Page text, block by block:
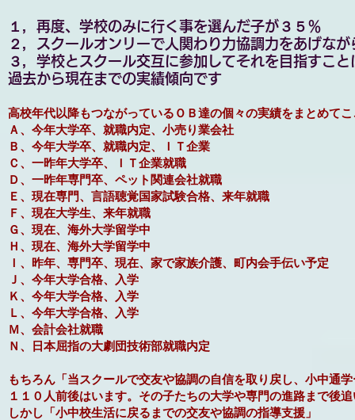
１，再度、学校のみに行く事を選んだ子が３５％
２，スクールオンリーで 人関わり力協調力をあげな
３，学校とスクール交互に参加してそれを目指すこ
過去から現在までの実績傾向です
高校年代以降もつながっているＯＢ達の個々の実績をまとめて
Ａ、今年大学卒、就職内定、小売り業会社
Ｂ、今年大学卒、就職内定、ＩＴ企業
Ｃ、一昨年大学卒、ＩＴ企業就職
Ｄ、一昨年専門卒、ペット関連会社就職
Ｅ、現在専門、言語聴覚国家試験合格、来年就職
Ｆ、現在大学生、来年就職
Ｇ、現在、海外大学留学中
Ｈ、現在、海外大学留学中
Ｉ、昨年、専門卒、現在、家で家族介護、町内会手伝い予定
Ｊ、今年大学合格、入学
Ｋ、今年大学合格、入学
Ｌ、今年大学合格、入学
Ｍ、会計会社就職
Ｎ、日本屈指の大劇団技術部就職内定
もちろん「当スクールで交友や協調の自信を取り戻し、小中通
１１０人前後はいます。その子たちの大学や専門の進路まで後
しかし「小中校生活に戻るまでの交友や協調の指導支援」